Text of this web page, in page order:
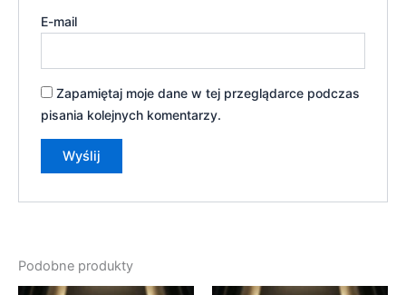
E-mail
Zapamiętaj moje dane w tej przeglądarce podczas
pisania kolejnych komentarzy.
Podobne produkty